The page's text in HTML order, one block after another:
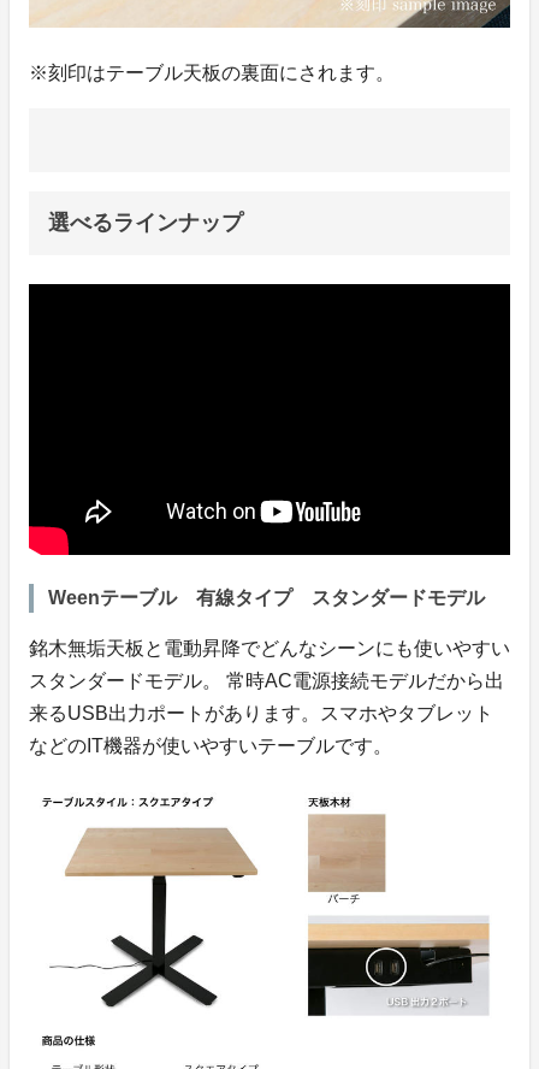
※刻印はテーブル天板の裏面にされます。
選べるラインナップ
Weenテーブル 有線タイプ スタンダードモデル
銘木無垢天板と電動昇降でどんなシーンにも使いやすい
スタンダードモデル。 常時AC電源接続モデルだから出
来るUSB出力ポートがあります。スマホやタブレット
などのIT機器が使いやすいテーブルです。